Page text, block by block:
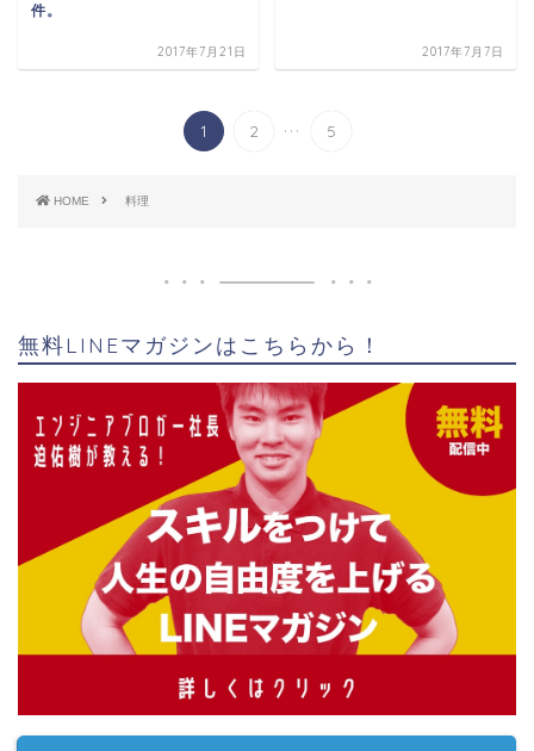
件。
2017年7月21日 2017年7月7日
1 2 ... 5
HOME 料理
無料LINEマガジンはこちらから！